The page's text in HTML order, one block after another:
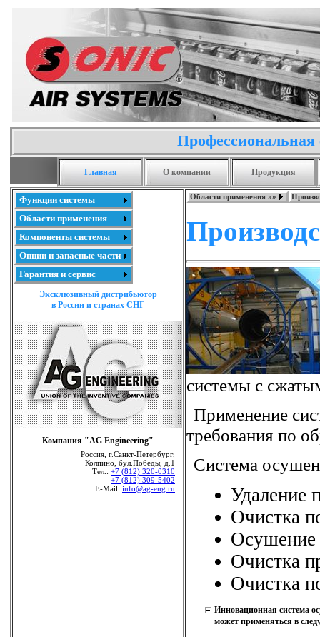
Профессиональная
Главная О компании Продукция
Функции системы
Области применения
Компоненты системы
Опции и запасные части
Гарантия и сервис
Эксклюзивный дистрибьютор
в России и странах СНГ
Компания "AG Engineering"
Россия, г.Санкт-Петербург,
Колпино, бул.Победы, д.1
Тел.: +7 (812) 320-0310
+7 (812) 309-5402
E-Mail: info@ag-eng.ru
Области применения »»
системы с
Применение
требования по
Система
Удаление
Очистка
Осушение
Очистка
Очистка
Инновационная система
может применяться в